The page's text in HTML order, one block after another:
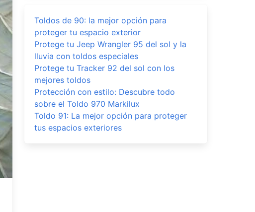
Toldos de 90: la mejor opción para
proteger tu espacio exterior
Protege tu Jeep Wrangler 95 del sol y la
lluvia con toldos especiales
Protege tu Tracker 92 del sol con los
mejores toldos
Protección con estilo: Descubre todo
sobre el Toldo 970 Markilux
Toldo 91: La mejor opción para proteger
tus espacios exteriores